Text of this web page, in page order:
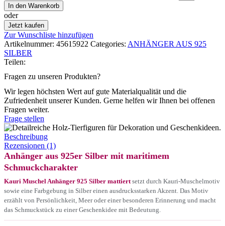
In den Warenkorb
oder
Jetzt kaufen
Zur Wunschliste hinzufügen
Artikelnummer: 45615922 Categories: ANHÄNGER AUS 925
SILBER
Teilen:
Fragen zu unseren Produkten?
Wir legen höchsten Wert auf gute Materialqualität und die
Zufriedenheit unserer Kunden. Gerne helfen wir Ihnen bei offenen
Fragen weiter.
Frage stellen
Beschreibung
Rezensionen (1)
Anhänger aus 925er Silber mit maritimem
Schmuckcharakter
Kauri Muschel Anhänger 925 Silber mattiert setzt durch Kauri-Muschelmotiv
sowie eine Farbgebung in Silber einen ausdrucksstarken Akzent. Das Motiv
erzählt von Persönlichkeit, Meer oder einer besonderen Erinnerung und macht
das Schmuckstück zu einer Geschenkidee mit Bedeutung.